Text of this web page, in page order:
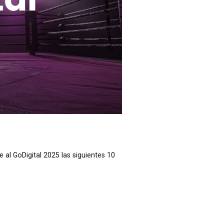
GoDigital 2025 las siguientes 10